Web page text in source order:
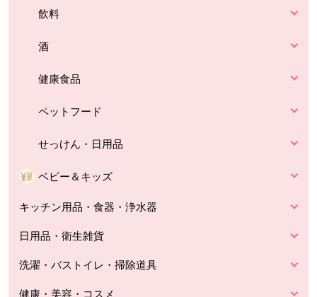
飲料
酒
健康食品
ペットフード
せっけん・日用品
ベビー＆キッズ
キッチン用品・食器・浄水器
日用品・衛生雑貨
洗濯・バストイレ・掃除道具
健康・美容・コスメ